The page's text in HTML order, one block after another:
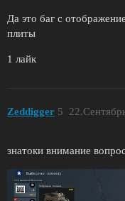
Да это баг с
плиты
1 лайк
Zeddigger 5
знатоки внимание